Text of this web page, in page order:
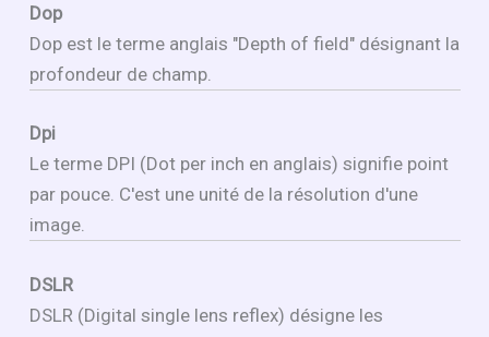
Dop
Dop est le terme anglais "Depth of field" désignant la
profondeur de champ.
Dpi
Le terme DPI (Dot per inch en anglais) signifie point
par pouce. C'est une unité de la résolution d'une
image.
DSLR
DSLR (Digital single lens reflex) désigne les